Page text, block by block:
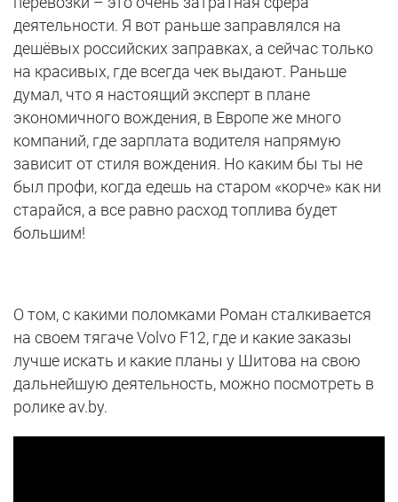
деятельности. Я вот раньше заправлялся на
дешёвых российских заправках, а сейчас только
на красивых, где всегда чек выдают. Раньше
думал, что я настоящий эксперт в плане
экономичного вождения, в Европе же много
компаний, где зарплата водителя напрямую
зависит от стиля вождения. Но каким бы ты не
был профи, когда едешь на старом «корче» как ни
старайся, а все равно расход топлива будет
большим!
О том, с какими поломками Роман сталкивается
на своем тягаче Volvo F12, где и какие заказы
лучше искать и какие планы у Шитова на свою
дальнейшую деятельность, можно посмотреть в
ролике av.by.